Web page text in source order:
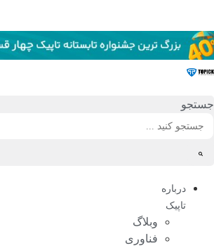
محتوا
جستجو
درباره
تاپیک
وبلاگ
فناوری